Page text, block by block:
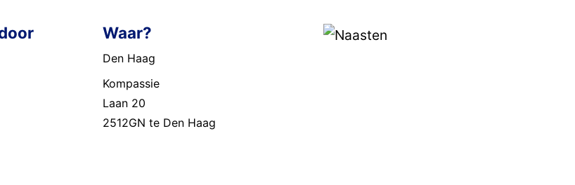
Waar?
Den Haag
Kompassie
Laan 20
2512GN te Den Haag